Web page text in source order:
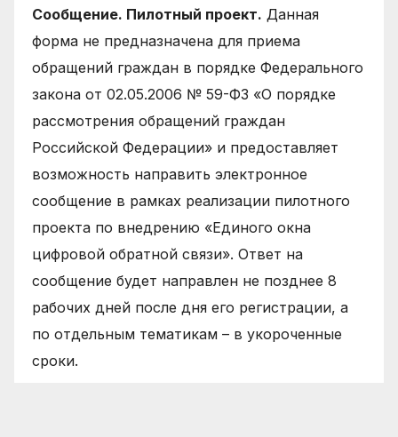
Сообщение. Пилотный проект. Данная
форма не предназначена для приема
обращений граждан в порядке Федерального
закона от 02.05.2006 № 59-ФЗ «О порядке
рассмотрения обращений граждан
Российской Федерации» и предоставляет
возможность направить электронное
сообщение в рамках реализации пилотного
проекта по внедрению «Единого окна
цифровой обратной связи». Ответ на
сообщение будет направлен не позднее 8
рабочих дней после дня его регистрации, а
по отдельным тематикам – в укороченные
сроки.